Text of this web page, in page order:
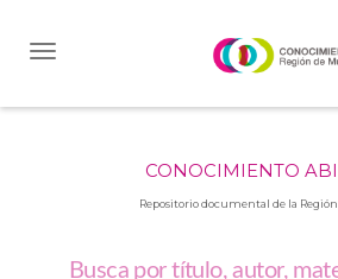
CONOCIMIENTO
Repositorio documental de la